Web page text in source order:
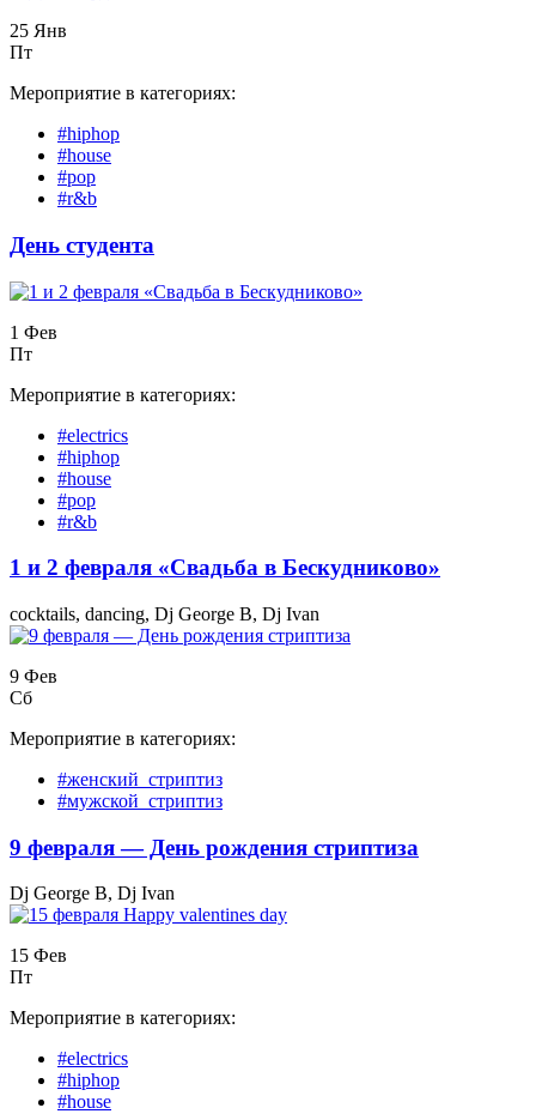
25 Янв
Пт
Мероприятие в категориях:
#hiphop
#house
#pop
#r&b
День студента
1 Фев
Пт
Мероприятие в категориях:
#electrics
#hiphop
#house
#pop
#r&b
1 и 2 февраля «Свадьба в Бескудниково»
cocktails, dancing, Dj George B, Dj Ivan
9 Фев
Сб
Мероприятие в категориях:
#женский_стриптиз
#мужской_стриптиз
9 февраля — День рождения стриптиза
Dj George B, Dj Ivan
15 Фев
Пт
Мероприятие в категориях:
#electrics
#hiphop
#house